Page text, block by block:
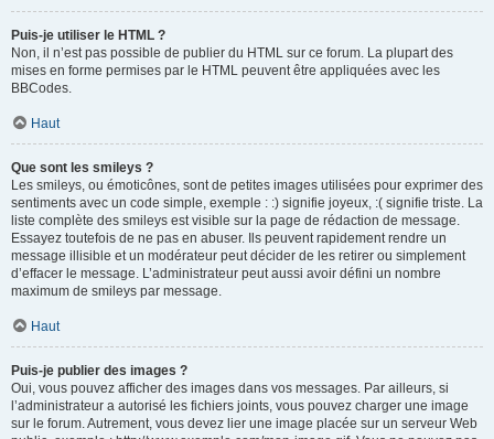
Puis-je utiliser le HTML ?
Non, il n’est pas possible de publier du HTML sur ce forum. La plupart des
mises en forme permises par le HTML peuvent être appliquées avec les
BBCodes.
Haut
Que sont les smileys ?
Les smileys, ou émoticônes, sont de petites images utilisées pour exprimer des
sentiments avec un code simple, exemple : :) signifie joyeux, :( signifie triste. La
liste complète des smileys est visible sur la page de rédaction de message.
Essayez toutefois de ne pas en abuser. Ils peuvent rapidement rendre un
message illisible et un modérateur peut décider de les retirer ou simplement
d’effacer le message. L’administrateur peut aussi avoir défini un nombre
maximum de smileys par message.
Haut
Puis-je publier des images ?
Oui, vous pouvez afficher des images dans vos messages. Par ailleurs, si
l’administrateur a autorisé les fichiers joints, vous pouvez charger une image
sur le forum. Autrement, vous devez lier une image placée sur un serveur Web